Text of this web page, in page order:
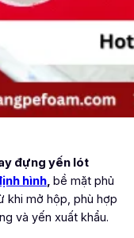
đựng yến lót
hình, bề mặt phủ
khi mở hộp, phù hợp
và yến xuất khẩu.